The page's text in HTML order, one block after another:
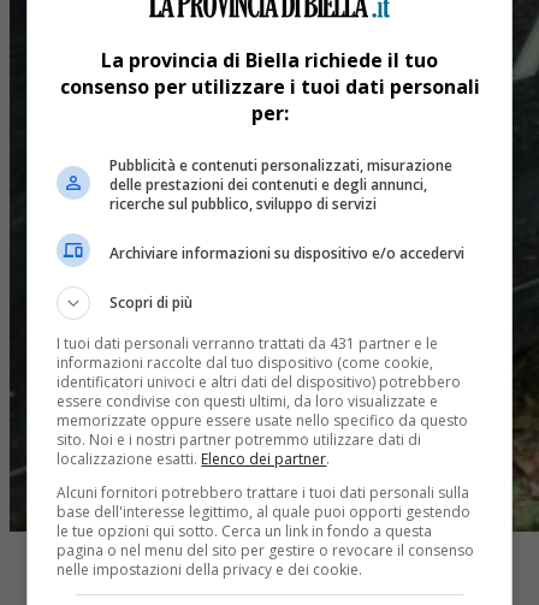
La provincia di Biella richiede il tuo
consenso per utilizzare i tuoi dati personali
per:
Pubblicità e contenuti personalizzati, misurazione
delle prestazioni dei contenuti e degli annunci,
ricerche sul pubblico, sviluppo di servizi
Archiviare informazioni su dispositivo e/o accedervi
Scopri di più
I tuoi dati personali verranno trattati da 431 partner e le
informazioni raccolte dal tuo dispositivo (come cookie,
identificatori univoci e altri dati del dispositivo) potrebbero
essere condivise con questi ultimi, da loro visualizzate e
memorizzate oppure essere usate nello specifico da questo
sito. Noi e i nostri partner potremmo utilizzare dati di
localizzazione esatti. Elenco dei partner.
Alcuni fornitori potrebbero trattare i tuoi dati personali sulla
base dell'interesse legittimo, al quale puoi opporti gestendo
le tue opzioni qui sotto. Cerca un link in fondo a questa
pagina o nel menu del sito per gestire o revocare il consenso
nelle impostazioni della privacy e dei cookie.